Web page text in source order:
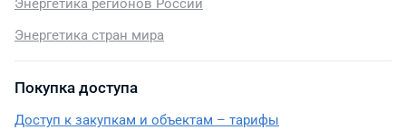
Энергетика регионов России
Энергетика стран мира
Покупка доступа
Доступ к закупкам и объектам – тарифы